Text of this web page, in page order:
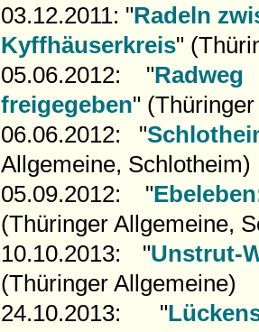
03.12.2011: "Radeln
Kyffhäuserkreis"
05.06.2012: "
freigegeben"
06.06.2012: "
Allgemeine, Schlotheim)
05.09.2012: "
(Thüringer Allgemeine,
10.10.2013: "Unstrut-
(Thüringer Allgemeine)
24.10.2013: "